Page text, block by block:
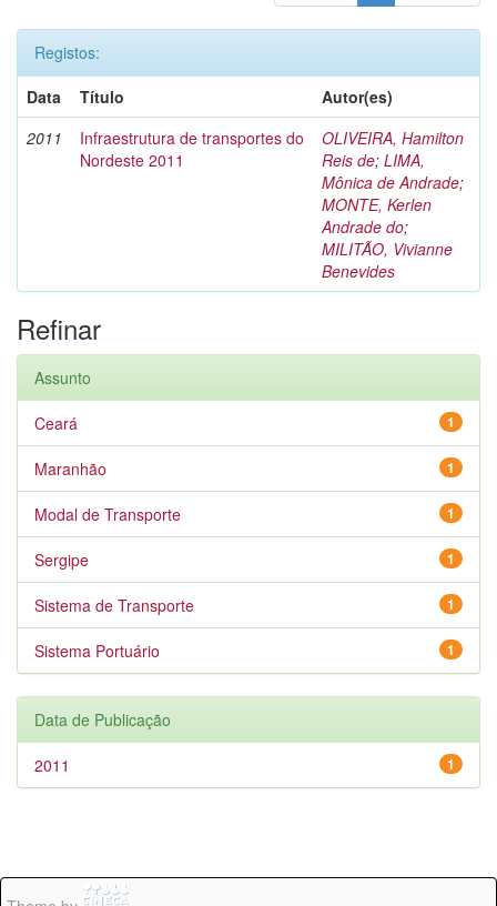
Registos:
Data
Título
Autor(es)
2011
Infraestrutura de transportes do
Nordeste 2011
OLIVEIRA, Hamilton
Reis de; LIMA,
Mônica de Andrade;
MONTE, Kerlen
Andrade do;
MILITÃO, Vivianne
Benevides
Refinar
Assunto
1
Ceará
1
Maranhão
1
Modal de Transporte
1
Sergipe
1
Sistema de Transporte
1
Sistema Portuário
Data de Publicação
1
2011